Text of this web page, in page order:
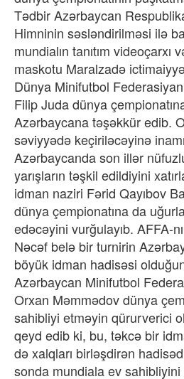
Tədbir Azərbaycan
Himninin səsləndirilməsi ilə
mundialın tanıtım
maskotu Maralzadə
Dünya Minifutbol
Filip Juda dünya
Azərbaycana təşəkkür edib.
səviyyədə keçiriləcəyinə
Azərbaycanda son illər
yarışların təşkil edildiyini
idman naziri Fərid Qayıbov
dünya çempionatına da
edəcəyini vurğulayıb. AFFA-
Nəcəf belə bir turnirin
böyük idman hadisəsi
Azərbaycan Minifutbol
Orxan Məmmədov dünya
sahibliyi etməyin qürurverici
qeyd edib ki, bu, təkcə bir
də xalqları birləşdirən
sonda mundiala ev